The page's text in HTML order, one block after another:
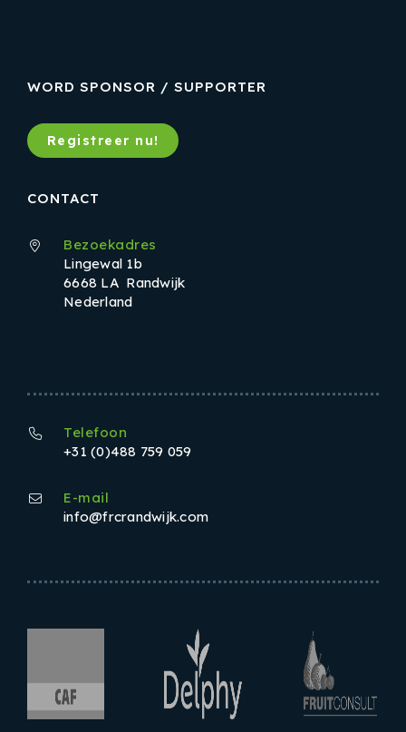
CONTACT
Bezoekadres
Lingewal 1b
6668 LA Randwijk
Nederland
Telefoon
+31 (0)488 759 059
E-mail
info@frcrandwijk.com
WORD SPONSOR / SUPPORTER
Registreer nu!